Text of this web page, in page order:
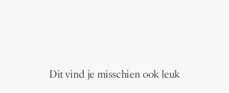
Dit vind je misschien ook leuk